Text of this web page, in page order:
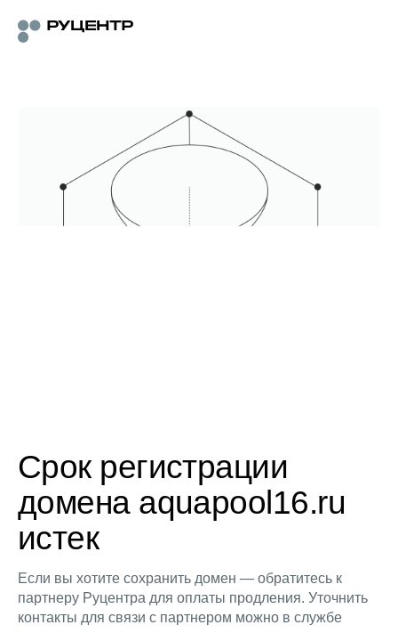
Срок регистрации
домена aquapool16.ru
истек
Если вы хотите сохранить домен — обратитесь к
партнеру Руцентра для оплаты продления. Уточнить
контакты для связи с партнером можно в службе